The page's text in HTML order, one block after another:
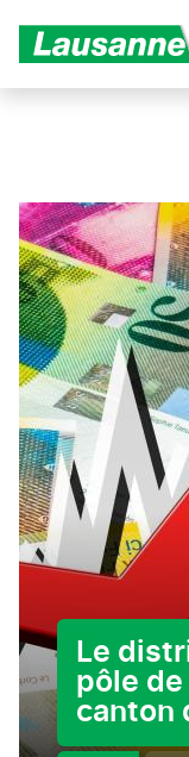
Le
pôle
canton